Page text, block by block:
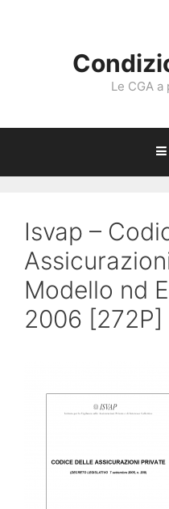
Le CGA
Isvap –
Modello nd
2006 [272P]